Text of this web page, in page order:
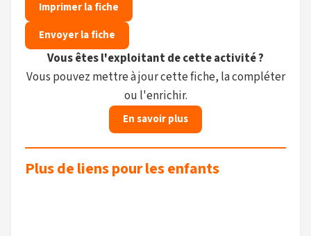
Imprimer la fiche
Envoyer la fiche
Vous êtes l'exploitant de cette activité ?
Vous pouvez mettre à jour cette fiche, la compléter
ou l'enrichir.
En savoir plus
Plus de liens pour les enfants